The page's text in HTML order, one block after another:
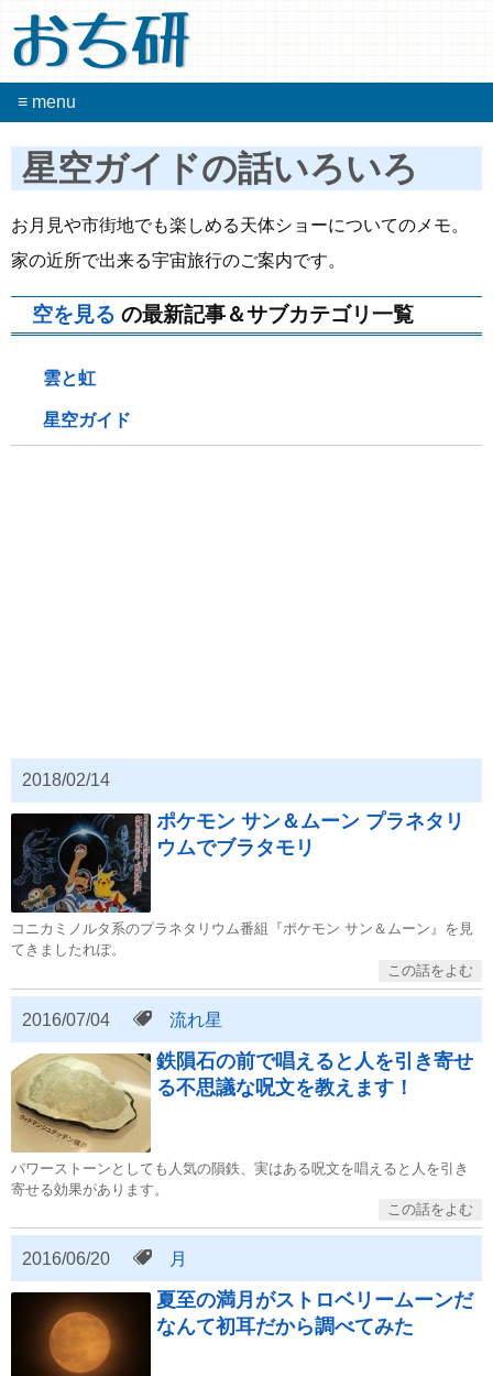
おち研
≡ menu
星空ガイドの話いろいろ
お月見や市街地でも楽しめる天体ショーについてのメモ。
家の近所で出来る宇宙旅行のご案内です。
空を見る の最新記事＆サブカテゴリ一覧
雲と虹
星空ガイド
2018/02/14
ポケモン サン＆ムーン プラネタリ
ウムでブラタモリ
コニカミノルタ系のプラネタリウム番組『ポケモン サン＆ムーン』を見
てきましたれぽ。
2016/07/04 流れ星
鉄隕石の前で唱えると人を引き寄せ
る不思議な呪文を教えます！
パワーストーンとしても人気の隕鉄、実はある呪文を唱えると人を引き
寄せる効果があります。
2016/06/20 月
夏至の満月がストロベリームーンだ
なんて初耳だから調べてみた